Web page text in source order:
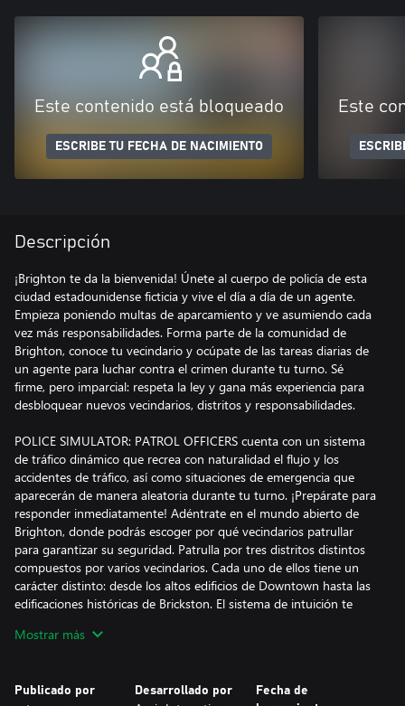
Este contenido está bloqueado
ESCRIBE TU FECHA DE NACIMIENTO
Este
Descripción
¡Brighton te da la bienvenida! Únete al cuerpo de policía de esta
ciudad estadounidense ficticia y vive el día a día de un agente.
Empieza poniendo multas de aparcamiento y ve asumiendo cada
vez más responsabilidades. Forma parte de la comunidad de
Brighton, conoce tu vecindario y ocúpate de las tareas diarias de
un agente para luchar contra el crimen durante tu turno. Sé
firme, pero imparcial: respeta la ley y gana más experiencia para
desbloquear nuevos vecindarios, distritos y responsabilidades.
POLICE SIMULATOR: PATROL OFFICERS cuenta con un sistema
de tráfico dinámico que recrea con naturalidad el flujo y los
accidentes de tráfico, así como situaciones de emergencia que
aparecerán de manera aleatoria durante tu turno. ¡Prepárate para
responder inmediatamente! Adéntrate en el mundo abierto de
Brighton, donde podrás escoger por qué vecindarios patrullar
para garantizar su seguridad. Patrulla por tres distritos distintos
compuestos por varios vecindarios. Cada uno de ellos tiene un
carácter distinto: desde los altos edificios de Downtown hasta las
edificaciones históricas de Brickston. El sistema de intuición te
los testigos y puede ayudarte a resolver una situación de
Mostrar más
Publicado por Desarrollado por
Fecha de